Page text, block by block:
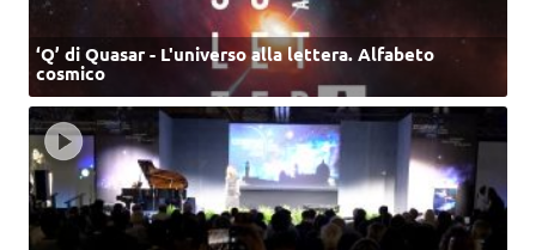
‘Q’ di Quasar - L'universo alla lettera. Alfabeto
cosmico